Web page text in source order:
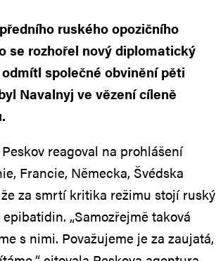
ruského opozičního
se rozhořel nový diplomatický
společné obvinění pěti
Navalnyj ve vězení cíleně
reagoval na prohlášení
Francie, Německa, Švédska
za smrtí kritika režimu stojí ruský
„Samozřejmě taková
s nimi. Považujeme je za zaujatá,